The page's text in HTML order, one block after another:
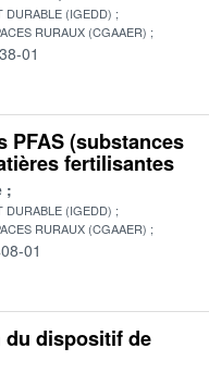
DURABLE (IGEDD)
RURAUX (CGAAER)
01
PFAS (substances
fertilisantes
DURABLE (IGEDD)
RURAUX (CGAAER)
01
du dispositif de